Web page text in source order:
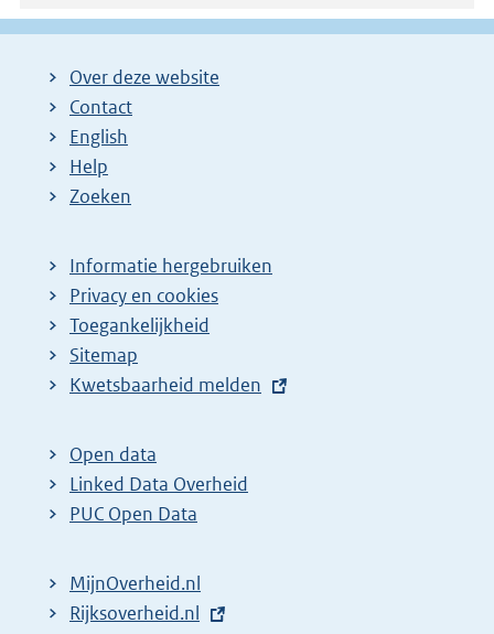
Over deze website
Contact
English
Help
Zoeken
Informatie hergebruiken
Privacy en cookies
Toegankelijkheid
Sitemap
E
t
e
r
l
i
Kwetsbaarheid melden
Open data
Linked Data Overheid
PUC Open Data
MijnOverheid.nl
E
Rijksoverheid.nl